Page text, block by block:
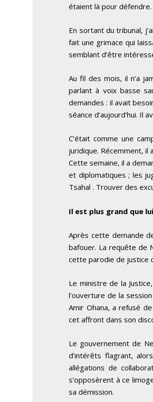
étaient là pour défendre.
En sortant du tribunal,
fait une grimace qui
semblant d’être
Au fil des mois, il n’a
parlant à voix basse
demandes : il avait
séance d’aujourd’hui. Il
C’était comme une
juridique. Récemment, il
Cette semaine, il a
et diplomatiques ; les
Tsahal . Trouver des
Il est plus grand que lui
Après cette demande
bafouer. La requête de
cette parodie de justice
Le ministre de la
l’ouverture de la
Amir Ohana, a refusé
cet affront dans son
Le gouvernement de
d’intérêts flagrant,
allégations de
s’opposèrent à ce
sa démission.